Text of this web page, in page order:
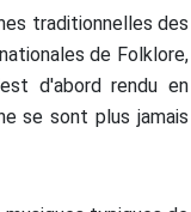
traditionnelles des
de Folklore,
d'abord rendu en
se sont plus jamais